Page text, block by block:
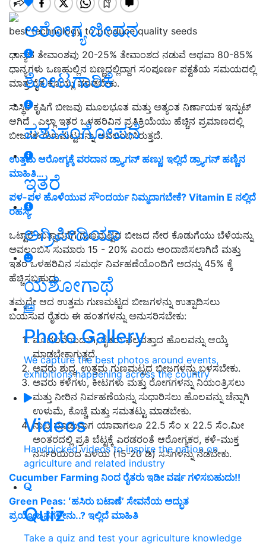
ಆರೋಗ್ಯ ಜೀವನ
ತೋಟಗಾರಿಕೆ
ಪಶುಸಂಗೋಪನೆ
ಇತರೆ
ಅಗ್ರಿಪೀಡಿಯಾ
ಯಶೋಗಾಥೆ
Photo Gallery
We capture the best photos around events,
exhibitions happening across the country
Videos
Handpicked videos to inspire the nation on
agriculture and related industry
Quiz
Take a quiz and test your agriculture knowledge
best technology to produce quality seeds
ಧಾನ್ಯದ ತೇವಾಂಶವು 20-25% ತೇವಾಂಶದ ನಡುವೆ ಅಥವಾ 80-85%
ಧಾನ್ಯಗಳು ಒಣಹುಲ್ಲಿನ ಬಣ್ಣದಲ್ಲಿದ್ದಾಗ ಸಂಪೂರ್ಣ ಪಕ್ವತೆಯ ಸಮಯದಲ್ಲಿ
ಮಾತ್ರ ರೈತ ಕೊಯ್ಲು ಮಾಡಬೇಕು.
ಸುಸ್ಥಿರ ಕೃಷಿಗೆ ಬೀಜವು ಮೂಲಭೂತ ಮತ್ತು ಅತ್ಯಂತ ನಿರ್ಣಾಯಕ ಇನ್ಪುಟ್
ಆಗಿದೆ . ಎಲ್ಲಾ ಇತರ ಒಳಹರಿವಿನ ಪ್ರತಿಕ್ರಿಯೆಯು ಹೆಚ್ಚಿನ ಪ್ರಮಾಣದಲ್ಲಿ
ಬೀಜಗಳ ಗುಣಮಟ್ಟವನ್ನು ಅವಲಂಬಿಸಿರುತ್ತದೆ.
ಉತ್ತಮ ಆರೋಗ್ಯಕ್ಕೆ ವರದಾನ ಡ್ರ್ಯಾಗನ್ ಹಣ್ಣು! ಇಲ್ಲಿದೆ ಡ್ರ್ಯಾಗನ್ ಹಣ್ಣಿನ
ಮಾಹಿತಿ…
ಪಳ-ಪಳ ಹೊಳೆಯುವ ಸೌಂದರ್ಯ ನಿಮ್ಮದಾಗಬೇಕೆ? Vitamin E ನಲ್ಲಿದೆ
ರಹಸ್ಯ.
ಒಟ್ಟಾರೆ ಉತ್ಪಾದನೆಗೆ ಗುಣಮಟ್ಟದ ಬೀಜದ ನೇರ ಕೊಡುಗೆಯು ಬೆಳೆಯನ್ನು
ಅವಲಂಬಿಸಿ ಸುಮಾರು 15 - 20% ಎಂದು ಅಂದಾಜಿಸಲಾಗಿದೆ ಮತ್ತು
ಇತರ ಒಳಹರಿವಿನ ಸಮರ್ಥ ನಿರ್ವಹಣೆಯೊಂದಿಗೆ ಅದನ್ನು 45% ಕ್ಕೆ
ಹೆಚ್ಚಿಸಬಹುದು.
ತಮ್ಮದೇ ಆದ ಉತ್ತಮ ಗುಣಮಟ್ಟದ ಬೀಜಗಳನ್ನು ಉತ್ಪಾದಿಸಲು
ಬಯಸುವ ರೈತರು ಈ ಹಂತಗಳನ್ನು ಅನುಸರಿಸಬೇಕು:
ಮೊದಲನೆಯದಾಗಿ, ರೈತರು ಫಲವತ್ತಾದ ಹೊಲವನ್ನು ಆಯ್ಕೆ
ಮಾಡಬೇಕಾಗುತ್ತದೆ.
ಅವರು ಶುದ್ಧ, ಉತ್ತಮ ಗುಣಮಟ್ಟದ ಬೀಜಗಳನ್ನು ಬಳಸಬೇಕು.
ಅವರು ಕಳೆಗಳು, ಕೀಟಗಳು ಮತ್ತು ರೋಗಗಳನ್ನು ನಿಯಂತ್ರಿಸಲು
ಮತ್ತು ನೀರಿನ ನಿರ್ವಹಣೆಯನ್ನು ಸುಧಾರಿಸಲು ಹೊಲವನ್ನು ಚೆನ್ನಾಗಿ
ಉಳುಮೆ, ಕೊಚ್ಚೆ ಮತ್ತು ಸಮತಟ್ಟು ಮಾಡಬೇಕು.
ನಾಟಿ ಮಾಡುವಾಗ ಯಾವಾಗಲೂ 22.5 ಸೆಂ x 22.5 ಸೆಂ.ಮೀ
ಅಂತರದಲ್ಲಿ ಪ್ರತಿ ಬೆಟ್ಟಕ್ಕೆ ಎರಡರಂತೆ ಆರೋಗ್ಯಕರ, ಕಳೆ-ಮುಕ್ತ
ನರ್ಸರಿಯಿಂದ ಎಳೆಯ (15-20 ಡಿ) ಸಸಿಗಳನ್ನು ನೆಡಬೇಕು.
Cucumber Farming ನಿಂದ ರೈತರು ಇಡೀ ವರ್ಷ ಗಳಿಸಬಹುದು!!
Green Peas: ʻಹಸಿರು ಬಟಾಣೆʼ ಸೇವನೆಯ ಅದ್ಭುತ
ಪ್ರಯೋಜನಗಳೇನು..? ಇಲ್ಲಿದೆ ಮಾಹಿತಿ